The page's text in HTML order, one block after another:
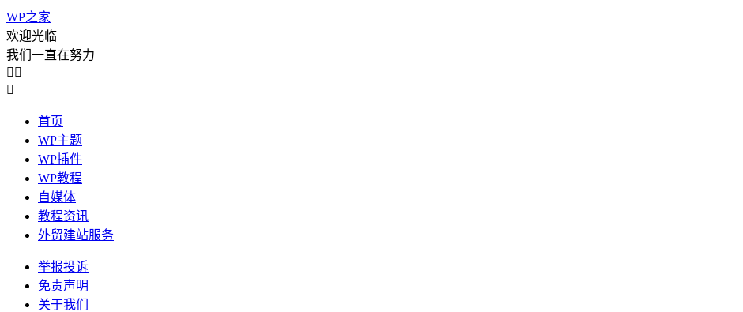
WP之家
欢迎光临
我们一直在努力
 

首页
WP主题
WP插件
WP教程
自媒体
教程资讯
外贸建站服务
举报投诉
免责声明
关于我们